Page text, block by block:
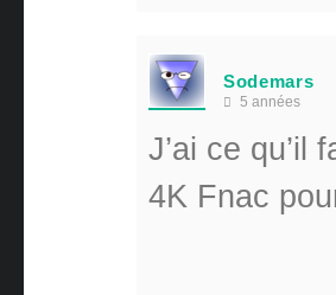
Sodemars
5 années
J’ai ce qu’il
4K Fnac